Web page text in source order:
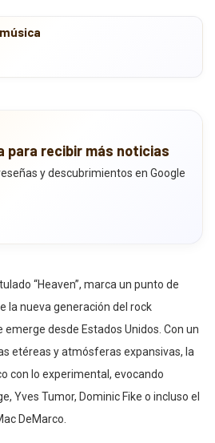
para recibir más noticias
y descubrimientos en Google
“Heaven”, marca un punto de
la nueva generación del rock
desde Estados Unidos. Con un
etéreas y atmósferas expansivas, la
con lo experimental, evocando
Yves Tumor, Dominic Fike o incluso el
DeMarco.